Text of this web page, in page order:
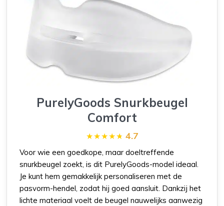
PurelyGoods Snurkbeugel
Comfort
4.7
Voor wie een goedkope, maar doeltreffende
snurkbeugel zoekt, is dit PurelyGoods-model ideaal.
Je kunt hem gemakkelijk personaliseren met de
pasvorm-hendel, zodat hij goed aansluit. Dankzij het
lichte materiaal voelt de beugel nauwelijks aanwezig